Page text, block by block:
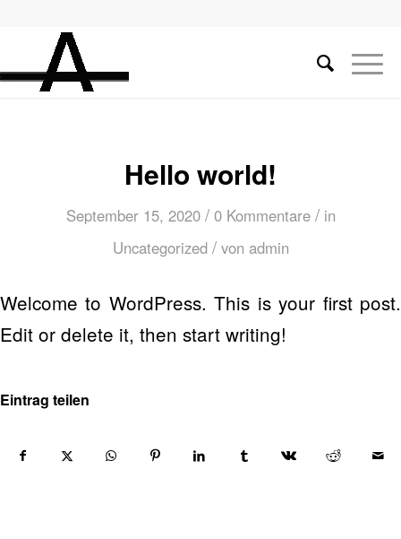
Hello world!
September 15, 2020 / 0 Kommentare / in
Uncategorized / von admin
Welcome to WordPress. This is your first post.
Edit or delete it, then start writing!
Eintrag teilen